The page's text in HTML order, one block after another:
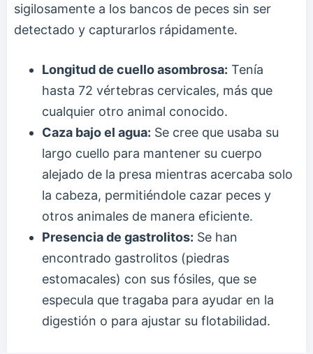
sigilosamente a los bancos de peces sin ser
detectado y capturarlos rápidamente.
Longitud de cuello asombrosa: Tenía
hasta 72 vértebras cervicales, más que
cualquier otro animal conocido.
Caza bajo el agua: Se cree que usaba su
largo cuello para mantener su cuerpo
alejado de la presa mientras acercaba solo
la cabeza, permitiéndole cazar peces y
otros animales de manera eficiente.
Presencia de gastrolitos: Se han
encontrado gastrolitos (piedras
estomacales) con sus fósiles, que se
especula que tragaba para ayudar en la
digestión o para ajustar su flotabilidad.